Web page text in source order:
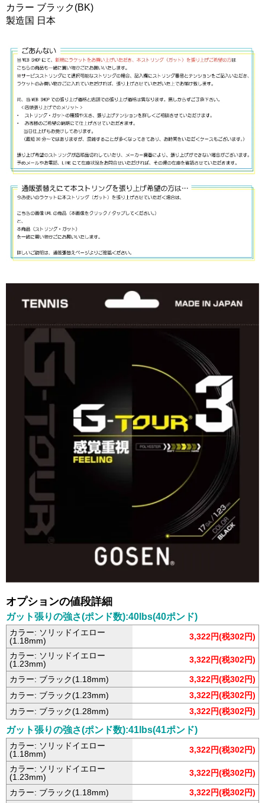
カラー ブラック(BK)
製造国 日本
オプションの値段詳細
ガット張りの強さ(ポンド数):40lbs(40ポンド)
カラー: ソリッドイエロー
(1.18mm)
3,322円(税302円)
カラー: ソリッドイエロー
(1.23mm)
3,322円(税302円)
カラー: ブラック(1.18mm)
3,322円(税302円)
カラー: ブラック(1.23mm)
3,322円(税302円)
カラー: ブラック(1.28mm)
3,322円(税302円)
ガット張りの強さ(ポンド数):41lbs(41ポンド)
カラー: ソリッドイエロー
(1.18mm)
3,322円(税302円)
カラー: ソリッドイエロー
(1.23mm)
3,322円(税302円)
カラー: ブラック(1.18mm)
3,322円(税302円)